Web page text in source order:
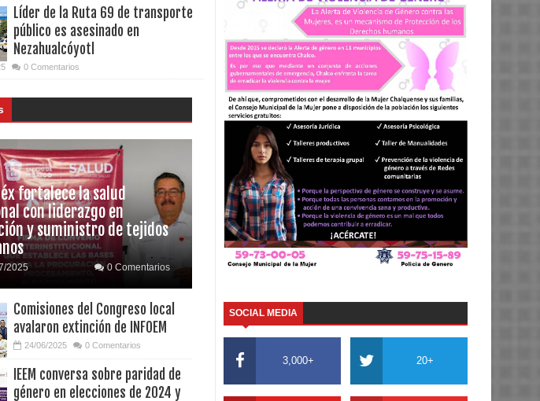
Líder de la Ruta 69 de transporte
público es asesinado en
Nezahualcóyotl
0 Comentarios
fortalece la salud
con liderazgo en
y suministro de tejidos
2025 0 Comentarios
Comisiones del Congreso local
avalaron extinción de INFOEM
24/06/2025 0 Comentarios
IEEM conversa sobre paridad de
género en elecciones de 2024 y
SOCIAL MEDIA
3,000+ 20+